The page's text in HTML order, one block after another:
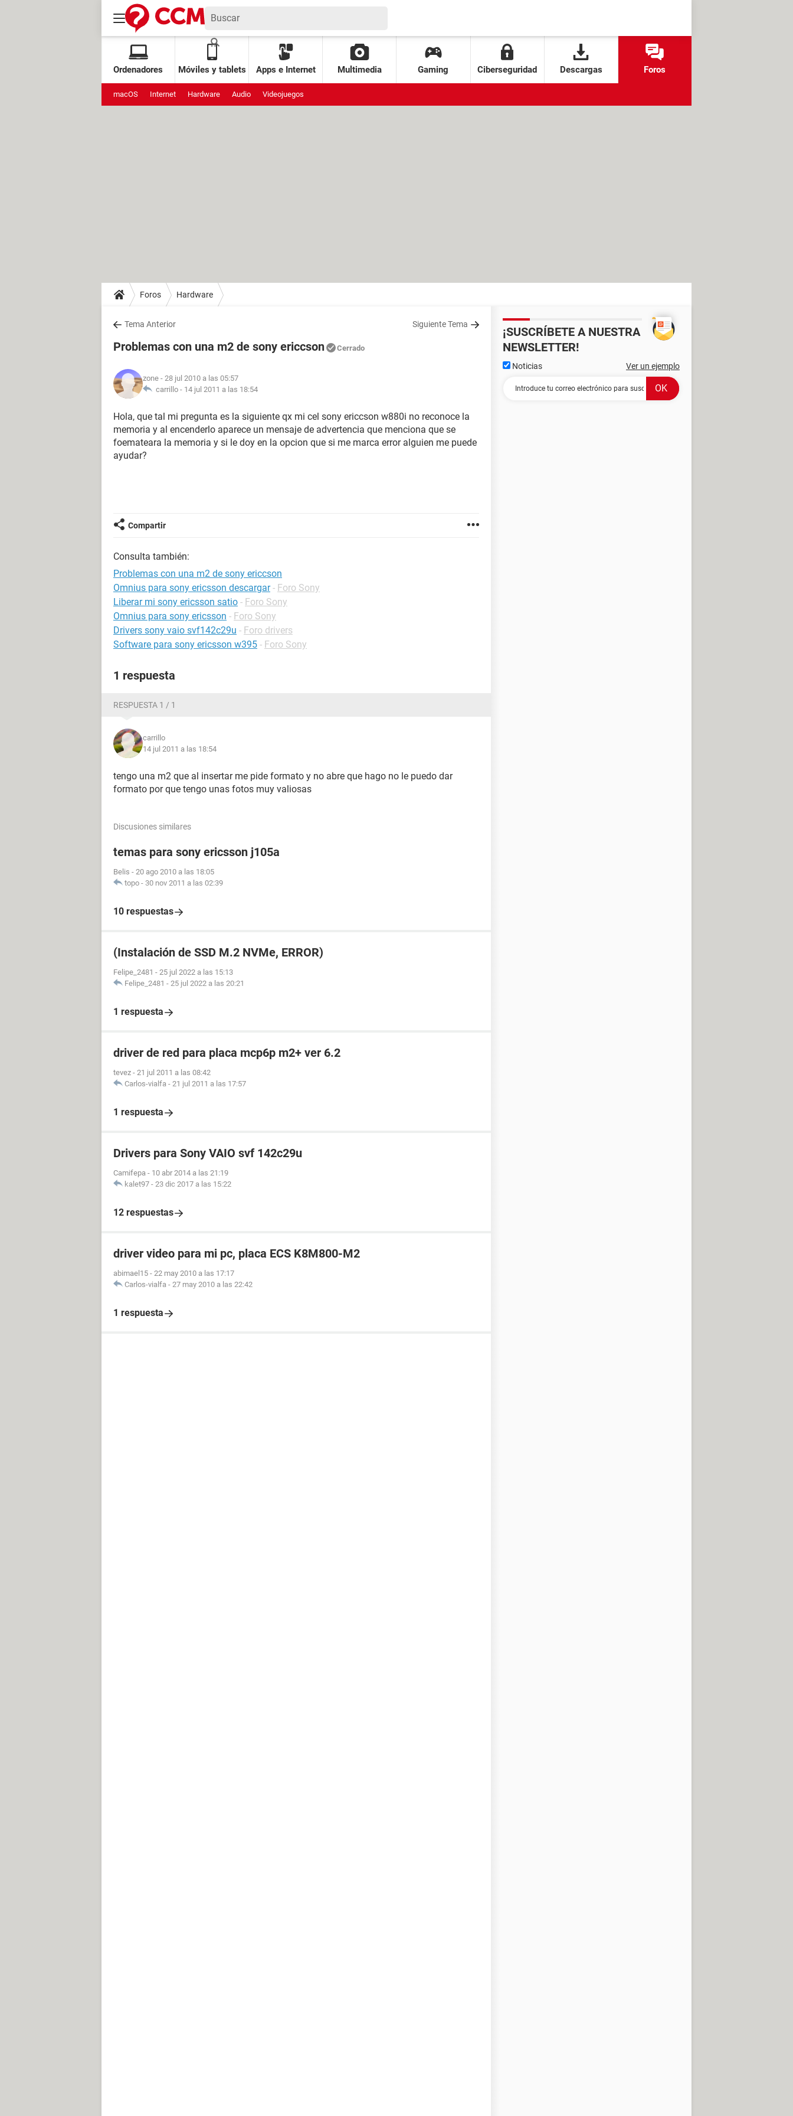
Ordenadores Móviles y tablets Apps e Internet Multimedia Gaming Ciberseguridad Descargas Foros
macOS Internet Hardware Audio Videojuegos
Foros Hardware
Tema Anterior Siguiente Tema
Problemas con una m2 de sony ericcson Cerrado
zone - 28 jul 2010 a las 05:57
carrillo - 14 jul 2011 a las 18:54
Hola, que tal mi pregunta es la siguiente qx mi cel sony ericcson w880i no reconoce la
memoria y al encenderlo aparece un mensaje de advertencia que menciona que se
foemateara la memoria y si le doy en la opcion que si me marca error alguien me puede
ayudar?
Compartir
Consulta también:
Problemas con una m2 de sony ericcson
Omnius para sony ericsson descargar - Foro Sony
Liberar mi sony ericsson satio - Foro Sony
Omnius para sony ericsson - Foro Sony
Drivers sony vaio svf142c29u - Foro drivers
Software para sony ericsson w395 - Foro Sony
1 respuesta
RESPUESTA 1 / 1
carrillo
14 jul 2011 a las 18:54
tengo una m2 que al insertar me pide formato y no abre que hago no le puedo dar
formato por que tengo unas fotos muy valiosas
Discusiones similares
temas para sony ericsson j105a
Belis - 20 ago 2010 a las 18:05
topo - 30 nov 2011 a las 02:39
10 respuestas
(Instalación de SSD M.2 NVMe, ERROR)
Felipe_2481 - 25 jul 2022 a las 15:13
Felipe_2481 - 25 jul 2022 a las 20:21
1 respuesta
driver de red para placa mcp6p m2+ ver 6.2
tevez - 21 jul 2011 a las 08:42
Carlos-vialfa - 21 jul 2011 a las 17:57
1 respuesta
Drivers para Sony VAIO svf 142c29u
Camifepa - 10 abr 2014 a las 21:19
kalet97 - 23 dic 2017 a las 15:22
12 respuestas
driver video para mi pc, placa ECS K8M800-M2
abimael15 - 22 may 2010 a las 17:17
Carlos-vialfa - 27 may 2010 a las 22:42
1 respuesta
¡SUSCRÍBETE A NUESTRA
NEWSLETTER!
Noticias Ver un ejemplo